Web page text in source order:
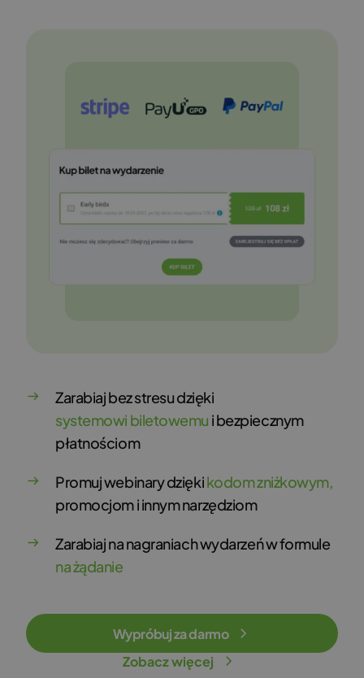
Zarabiaj bez stresu dzięki
systemowi biletowemu i bezpiecznym
płatnościom
Promuj webinary dziękikodom zniżkowym,
promocjom i innym narzędziom
Zarabiaj na nagraniach wydarzeń w formule
na żądanie
Wypróbuj za darmo
Zobacz więcej